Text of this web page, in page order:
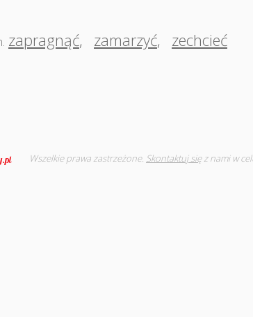
zapragnąć, zamarzyć, zechcieć
Wszelkie prawa zastrzeżone. Skontaktuj sięz nami w